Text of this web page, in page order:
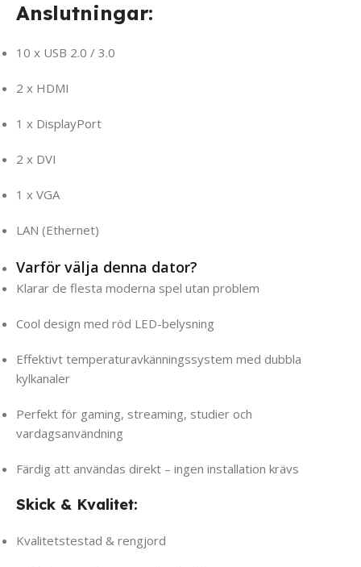
Anslutningar:
10 x USB 2.0 / 3.0
2 x HDMI
1 x DisplayPort
2 x DVI
1 x VGA
LAN (Ethernet)
Varför välja denna dator?
Klarar de flesta moderna spel utan problem
Cool design med röd LED-belysning
Effektivt temperaturavkänningssystem med dubbla
kylkanaler
Perfekt för gaming, streaming, studier och
vardagsanvändning
Färdig att användas direkt – ingen installation krävs
Skick & Kvalitet:
Kvalitetstestad & rengjord